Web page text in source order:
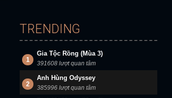
TRENDING
1
Gia Tộc Rồng (Mùa 3)
391608 lượt quan tâm
2
Anh Hùng Odyssey
385996 lượt quan tâm